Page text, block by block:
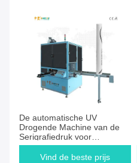
De automatische UV
Drogende Machine van de
Serigrafiedruk voor
Wenkbrauw Pen Pencil
Vind de beste prijs